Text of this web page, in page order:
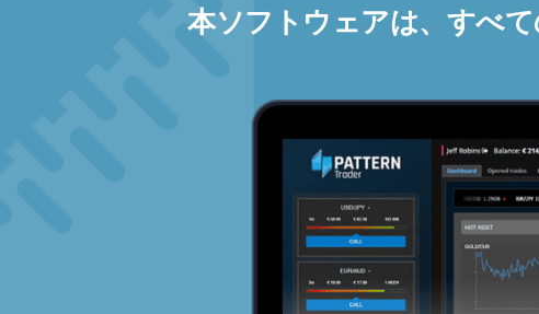
本ソフトウェアは、すべ